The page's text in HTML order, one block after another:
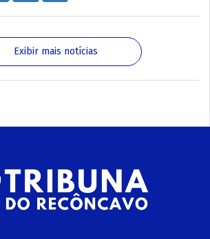
Exibir mais notícias